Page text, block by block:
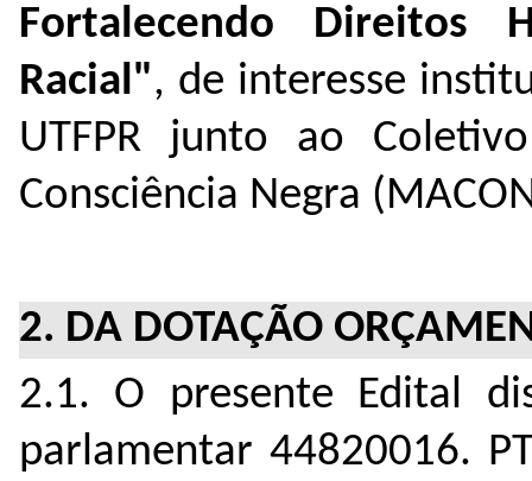
Fortalecendo Direitos
Racial", de interesse
UTFPR junto ao
Consciência Negra
2. DA DOTAÇÃO
2.1. O presente Edital
parlamentar 44820016.